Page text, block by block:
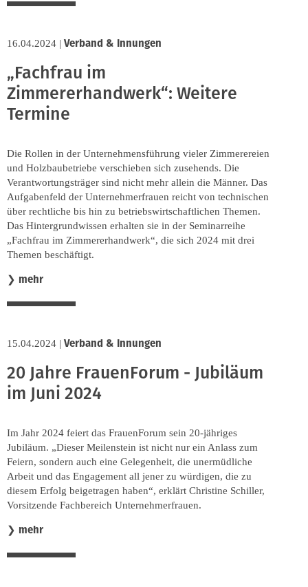
16.04.2024 | Verband & Innungen
„Fachfrau im
Zimmererhandwerk“: Weitere
Termine
Die Rollen in der Unternehmensführung vieler Zimmerereien
und Holzbaubetriebe verschieben sich zusehends. Die
Verantwortungsträger sind nicht mehr allein die Männer. Das
Aufgabenfeld der Unternehmerfrauen reicht von technischen
über rechtliche bis hin zu betriebswirtschaftlichen Themen.
Das Hintergrundwissen erhalten sie in der Seminarreihe
„Fachfrau im Zimmererhandwerk“, die sich 2024 mit drei
Themen beschäftigt.
❯ mehr
15.04.2024 | Verband & Innungen
20 Jahre FrauenForum - Jubiläum
im Juni 2024
Im Jahr 2024 feiert das FrauenForum sein 20-jähriges
Jubiläum. „Dieser Meilenstein ist nicht nur ein Anlass zum
Feiern, sondern auch eine Gelegenheit, die unermüdliche
Arbeit und das Engagement all jener zu würdigen, die zu
diesem Erfolg beigetragen haben“, erklärt Christine Schiller,
Vorsitzende Fachbereich Unternehmerfrauen.
❯ mehr